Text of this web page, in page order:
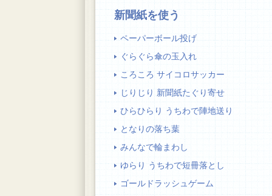
新聞紙を使う
ペーパーボール投げ
ぐらぐら傘の玉入れ
ころころ サイコロサッカー
じりじり 新聞紙たぐり寄せ
ひらひらり うちわで陣地送り
となりの落ち葉
みんなで輪まわし
ゆらり うちわで短冊落とし
ゴールドラッシュゲーム